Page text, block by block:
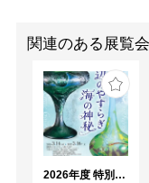
造芸術文化センター
2014　「アートス
橋店
2015　「
造芸術文化センター
2015　「SICF16」
2015　「
関連のある展覧会
2026年度 特別展「ガレとドーム、アール･ヌーヴォーのガラス 水辺のやすらぎ、海の神秘」